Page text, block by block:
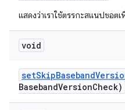
แสดงว่าเราใช้ตรรกะสแนปชอต
void
setSkipBaseband
BasebandVersionCheck)